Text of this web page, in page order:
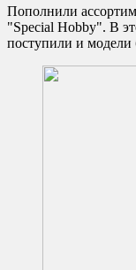
Пополнили
"Special Hobby". В
поступили и модели